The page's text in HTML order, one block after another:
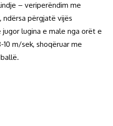
– veriperëndim me
ndërsa përgjatë vijës
lugina e male nga orët e
m/sek, shoqëruar me